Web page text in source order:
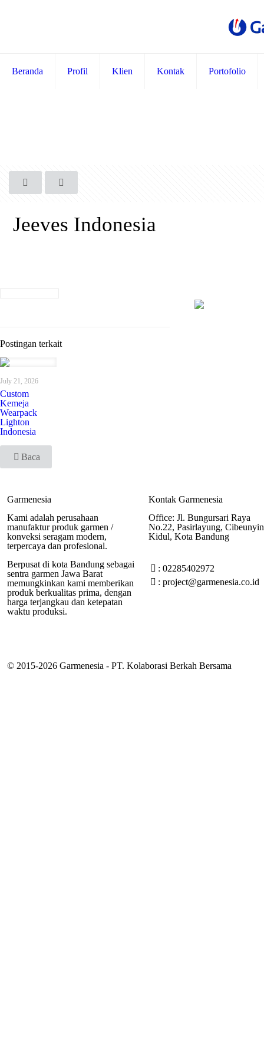
Beranda Profil Klien Kontak Portofolio
Jeeves Indonesia
Postingan terkait
July 21, 2026
Custom
Kemeja
Wearpack
Lighton
Indonesia
Baca
Garmenesia
Kami adalah perusahaan
manufaktur produk garmen /
konveksi seragam modern,
terpercaya dan profesional.
Berpusat di kota Bandung sebagai
sentra garmen Jawa Barat
memungkinkan kami memberikan
produk berkualitas prima, dengan
harga terjangkau dan ketepatan
waktu produksi.
Kontak Garmenesia
Office: Jl. Bungursari Raya
No.22, Pasirlayung,
Kidul, Kota Bandung
: 02285402972
: project@garmenesia.co.id
© 2015-2026 Garmenesia - PT. Kolaborasi Berkah Bersama